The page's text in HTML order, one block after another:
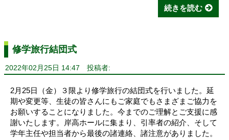
続きを読む
修学旅行結団式
2022年02月25日 14:47 投稿者:
2月25日（金）３限より修学旅行の結団式を行いました。延
期や変更等、生徒の皆さんにもご家庭でもさまざまご協力を
お願いすることになりました。今までのご理解とご支援に感
謝いたします。岸高ホールに集まり、引率者の紹介、そして
学年主任や担当者から最後の諸連絡、諸注意がありました。